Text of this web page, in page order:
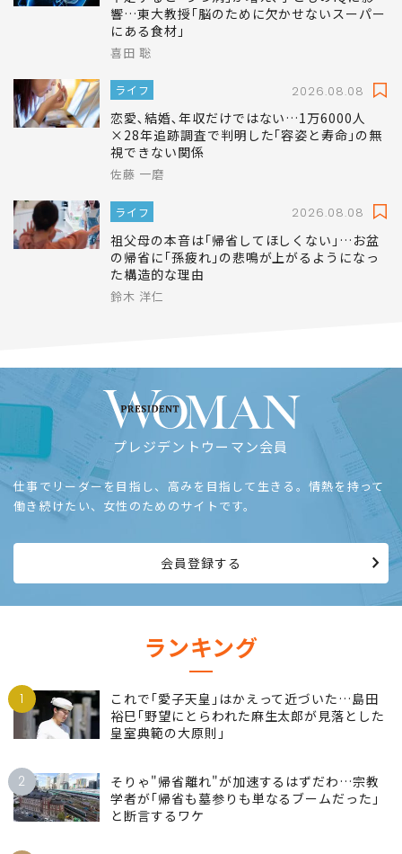
響…東大教授｢脳のために欠かせないスーパー
にある食材｣
喜田 聡
ライフ 2026.08.08
恋愛､結婚､年収だけではない…1万6000人
×28年追跡調査で判明した｢容姿と寿命｣の無
視できない関係
佐藤 一磨
ライフ 2026.08.08
祖父母の本音は｢帰省してほしくない｣…お盆
の帰省に｢孫疲れ｣の悲鳴が上がるようになっ
た構造的な理由
鈴木 洋仁
プレジデントウーマン会員
仕事でリーダーを目指し、高みを目指して生きる。情熱を持って
働き続けたい、女性のためのサイトです。
会員登録する
ランキング
1
これで｢愛子天皇｣はかえって近づいた…島田
裕巳｢野望にとらわれた麻生太郎が見落とした
皇室典範の大原則｣
2
そりゃ"帰省離れ"が加速するはずだわ…宗教
学者が｢帰省も墓参りも単なるブームだった｣
と断言するワケ